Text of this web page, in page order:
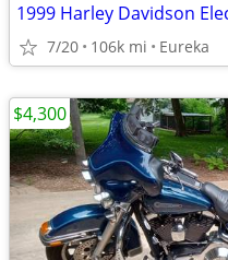
7/20 106k mi Eureka
$4,300